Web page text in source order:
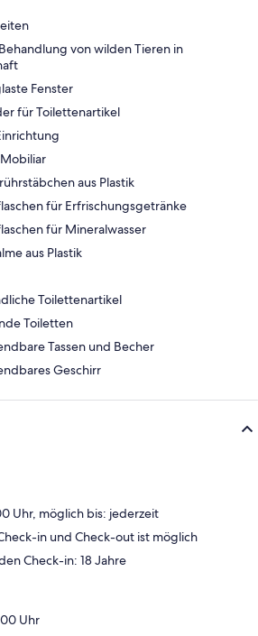
von wilden Tieren in
Fenster
für Toilettenartikel
aus Plastik
für Erfrischungsgetränke
für Mineralwasser
aus Plastik
Toilettenartikel
Toiletten
Tassen und Becher
Geschirr
Uhr, möglich bis: jederzeit
in und Check-out ist möglich
Check-in: 18 Jahre
Uhr